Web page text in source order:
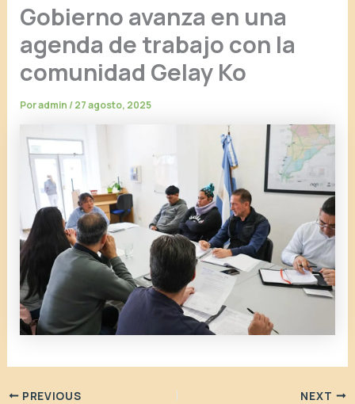
Gobierno avanza en una
agenda de trabajo con la
comunidad Gelay Ko
Poradmin/27 agosto, 2025
PREVIOUS NEXT